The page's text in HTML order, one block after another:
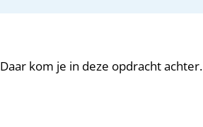
kom je in deze opdracht achter.